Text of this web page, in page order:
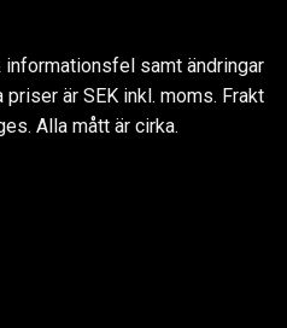
samt ändringar
är SEK inkl. moms. Frakt
Alla mått är cirka.